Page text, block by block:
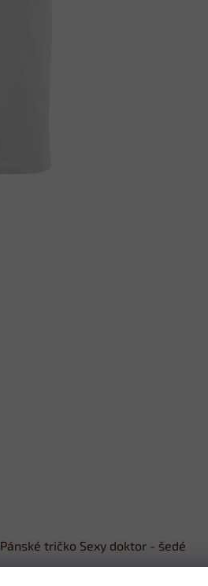
Pánské tričko Sexy doktor - šedé